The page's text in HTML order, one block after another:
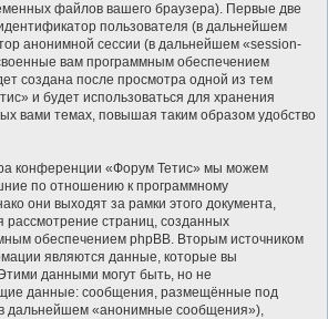
файлов вашего браузера). Первые две
пользователя (в дальнейшем
анонимной сессии (в дальнейшем «session-
вам программным обеспечением
создана после просмотра одной из тем
и будет использоваться для хранения
вами темах, повышая таким образом удобство
конференции «Форум Тетис» мы можем
по отношению к программному
они выходят за рамки этого документа,
рассмотрение страниц, созданных
обеспечением phpBB. Вторым источником
являются данные, которые вы
данными могут быть, но не
данные: сообщения, размещённые под
дальнейшем «анонимные сообщения»),